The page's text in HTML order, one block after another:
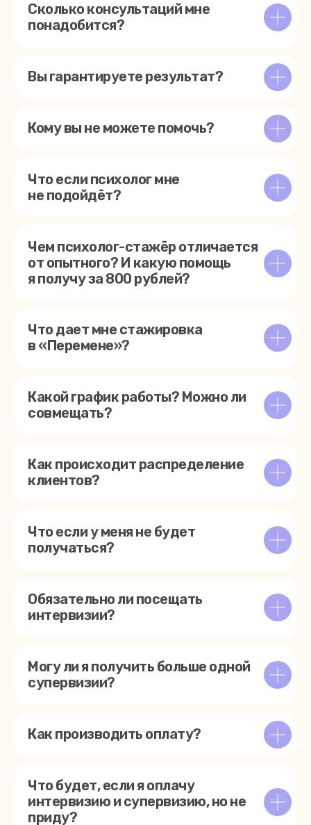
Сколько консультаций мне
понадобится?
Вы гарантируете результат?
Кому вы не можете помочь?
Что если психолог мне
не подойдёт?
Чем психолог-стажёр отличается
от опытного? И какую помощь
я получу за 800 рублей?
Что дает мне стажировка
в «Перемене»?
Какой график работы? Можно ли
совмещать?
Как происходит распределение
клиентов?
Что если у меня не будет
получаться?
Обязательно ли посещать
интервизии?
Могу ли я получить больше одной
супервизии?
Как производить оплату?
Что будет, если я оплачу
интервизию и супервизию, но не
приду?
Написать в Telegram-бот